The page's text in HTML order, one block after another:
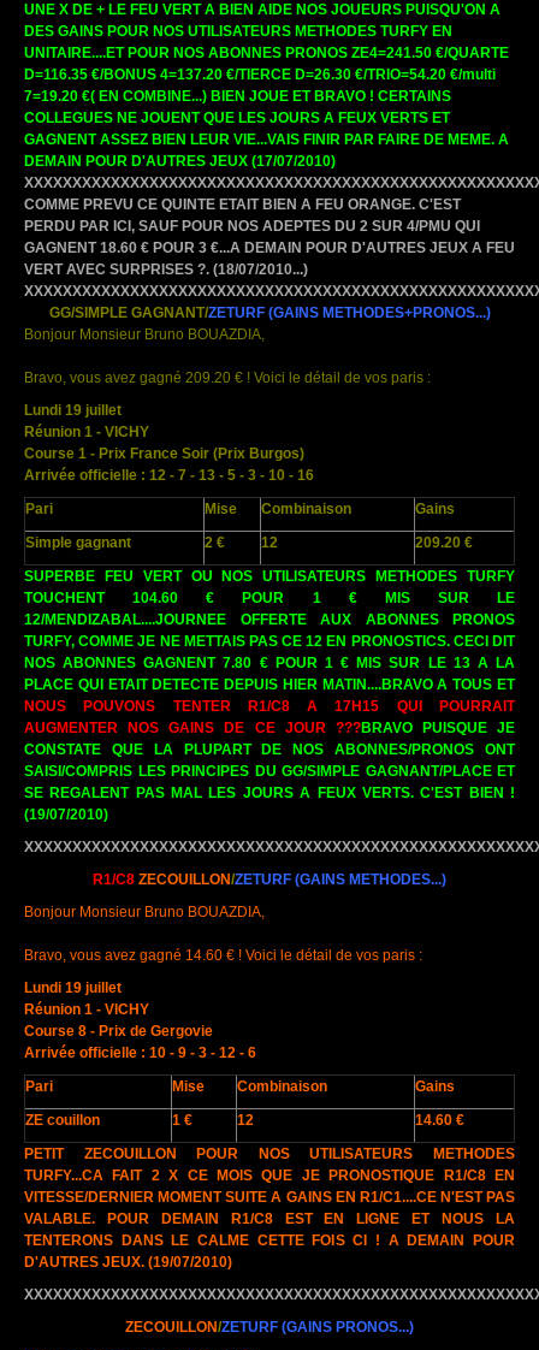
UNE X DE + LE FEU VERT A BIEN AIDE NOS JOUEURS PUISQU'ON A
DES GAINS POUR NOS UTILISATEURS METHODES TURFY EN
UNITAIRE....ET POUR NOS ABONNES PRONOS ZE4=241.50 €/QUARTE
D=116.35 €/BONUS 4=137.20 €/TIERCE D=26.30 €/TRIO=54.20 €/multi
7=19.20 €( EN COMBINE...) BIEN JOUE ET BRAVO ! CERTAINS
COLLEGUES NE JOUENT QUE LES JOURS A FEUX VERTS ET
GAGNENT ASSEZ BIEN LEUR VIE...VAIS FINIR PAR FAIRE DE MEME. A
DEMAIN POUR D'AUTRES JEUX (17/07/2010)
COMME PREVU CE QUINTE ETAIT BIEN A FEU ORANGE. C'EST
PERDU PAR ICI, SAUF POUR NOS ADEPTES DU 2 SUR 4/PMU QUI
GAGNENT 18.60 € POUR 3 €...A DEMAIN POUR D'AUTRES JEUX A FEU
VERT AVEC SURPRISES ?. (18/07/2010...)
GG/SIMPLE GAGNANT/ZETURF (GAINS METHODES+PRONOS...)
Bonjour Monsieur Bruno BOUAZDIA,
Bravo, vous avez gagné 209.20 € ! Voici le détail de vos paris :
Lundi 19 juillet
Réunion 1 - VICHY
Course 1 - Prix France Soir (Prix Burgos)
Arrivée officielle : 12 - 7 - 13 - 5 - 3 - 10 - 16
Pari
Mise Combinaison
Gains
Simple gagnant
2 € 12
209.20 €
SUPERBE FEU VERT OU NOS UTILISATEURS METHODES TURFY
TOUCHENT 104.60 € POUR 1 € MIS SUR LE
12/MENDIZABAL....JOURNEE OFFERTE AUX ABONNES PRONOS
TURFY, COMME JE NE METTAIS PAS CE 12 EN PRONOSTICS. CECI DIT
NOS ABONNES GAGNENT 7.80 € POUR 1 € MIS SUR LE 13 A LA
PLACE QUI ETAIT DETECTE DEPUIS HIER MATIN....BRAVO A TOUS ET
NOUS POUVONS TENTER R1/C8 A 17H15 QUI POURRAIT
AUGMENTER NOS GAINS DE CE JOUR ???BRAVO PUISQUE JE
CONSTATE QUE LA PLUPART DE NOS ABONNES/PRONOS ONT
SAISI/COMPRIS LES PRINCIPES DU GG/SIMPLE GAGNANT/PLACE ET
SE REGALENT PAS MAL LES JOURS A FEUX VERTS. C'EST BIEN !
(19/07/2010)
R1/C8 ZECOUILLON/ZETURF (GAINS METHODES...)
Bonjour Monsieur Bruno BOUAZDIA,
Bravo, vous avez gagné 14.60 € ! Voici le détail de vos paris :
Lundi 19 juillet
Réunion 1 - VICHY
Course 8 - Prix de Gergovie
Arrivée officielle : 10 - 9 - 3 - 12 - 6
Pari
Mise Combinaison
Gains
ZE couillon
1 € 12
14.60 €
PETIT ZECOUILLON POUR NOS UTILISATEURS METHODES
TURFY...CA FAIT 2 X CE MOIS QUE JE PRONOSTIQUE R1/C8 EN
VITESSE/DERNIER MOMENT SUITE A GAINS EN R1/C1....CE N'EST PAS
VALABLE. POUR DEMAIN R1/C8 EST EN LIGNE ET NOUS LA
TENTERONS DANS LE CALME CETTE FOIS CI ! A DEMAIN POUR
D'AUTRES JEUX. (19/07/2010)
ZECOUILLON/ZETURF (GAINS PRONOS...)